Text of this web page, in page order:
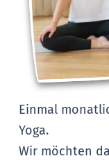
Einmal
Yoga.
Wir möchten